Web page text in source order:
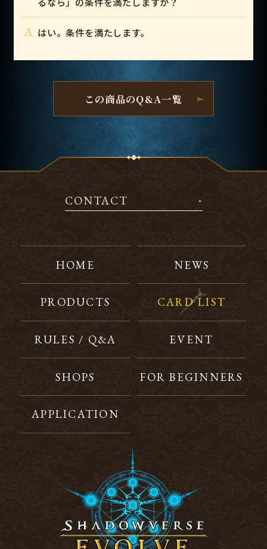
A はい。条件を満たします。
この商品のQ&A一覧
CONTACT
HOME NEWS
PRODUCTS CARD LIST
RULES / Q&A EVENT
SHOPS FOR BEGINNERS
APPLICATION